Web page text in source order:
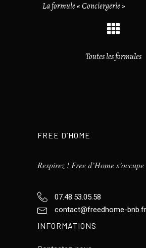
La formule « Conciergerie »
Toutes les formules
FREE D’HOME
Respirez ! Free d’Home
07.48.53.05.58
contact@freedhome-bnb.fr
INFORMATIONS